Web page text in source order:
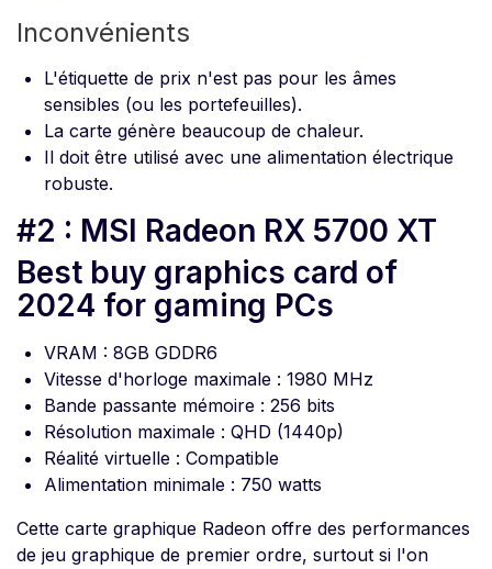
Inconvénients
L'étiquette de prix n'est pas pour les âmes
sensibles (ou les portefeuilles).
La carte génère beaucoup de chaleur.
Il doit être utilisé avec une alimentation électrique
robuste.
#2 : MSI Radeon RX 5700 XT
Best buy graphics card of
2024 for gaming PCs
VRAM : 8GB GDDR6
Vitesse d'horloge maximale : 1980 MHz
Bande passante mémoire : 256 bits
Résolution maximale : QHD (1440p)
Réalité virtuelle : Compatible
Alimentation minimale : 750 watts
Cette carte graphique Radeon offre des performances
de jeu graphique de premier ordre, surtout si l'on